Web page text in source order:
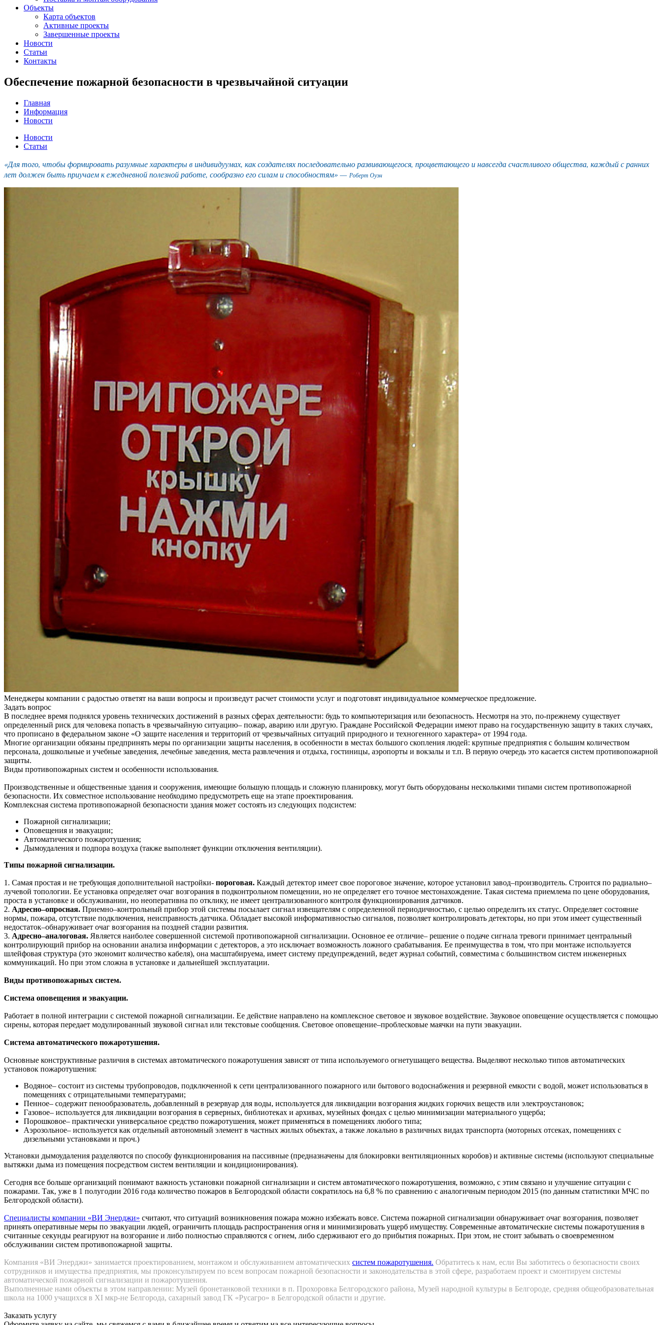
Объекты
Карта объектов
Активные проекты
Завершенные проекты
Новости
Статьи
Контакты
Обеспечение пожарной безопасности в чрезвычайной ситуации
Главная
Информация
Новости
Новости
Статьи
«Для того, чтобы формировать разумные характеры в индивидуумах, как создателях последовательно развивающегося, процветающего и навсегда счастливого общества, каждый с ранних
лет должен быть приучаем к ежедневной полезной работе, сообразно его силам и способностям» — Роберт Оуэн
Менеджеры компании с радостью ответят на ваши вопросы и произведут расчет стоимости услуг и подготовят индивидуальное коммерческое предложение.
Задать вопрос
В последнее время поднялся уровень технических достижений в разных сферах деятельности: будь то компьютеризация или безопасность. Несмотря на это, по-прежнему существует
определенный риск для человека попасть в чрезвычайную ситуацию– пожар, аварию или другую. Граждане Российской Федерации имеют право на государственную защиту в таких случаях,
что прописано в федеральном законе «О защите населения и территорий от чрезвычайных ситуаций природного и техногенного характера» от 1994 года.
Многие организации обязаны предпринять меры по организации защиты населения, в особенности в местах большого скопления людей: крупные предприятия с большим количеством
персонала, дошкольные и учебные заведения, лечебные заведения, места развлечения и отдыха, гостиницы, аэропорты и вокзалы и т.п. В первую очередь это касается систем противопожарной
защиты.
Виды противопожарных систем и особенности использования.
Производственные и общественные здания и сооружения, имеющие большую площадь и сложную планировку, могут быть оборудованы несколькими типами систем противопожарной
безопасности. Их совместное использование необходимо предусмотреть еще на этапе проектирования.
Комплексная система противопожарной безопасности здания может состоять из следующих подсистем:
Пожарной сигнализации;
Оповещения и эвакуации;
Автоматического пожаротушения;
Дымоудаления и подпора воздуха (также выполняет функции отключения вентиляции).
Типы пожарной сигнализации.
1. Самая простая и не требующая дополнительной настройки- пороговая. Каждый детектор имеет свое пороговое значение, которое установил завод–производитель. Строится по радиально–
лучевой топологии. Ее установка определяет очаг возгорания в подконтрольном помещении, но не определяет его точное местонахождение. Такая система приемлема по цене оборудования,
проста в установке и обслуживании, но неоперативна по отклику, не имеет централизованного контроля функционирования датчиков.
2. Адресно–опросная. Приемно–контрольный прибор этой системы посылает сигнал извещателям с определенной периодичностью, с целью определить их статус. Определяет состояние
нормы, пожара, отсутствие подключения, неисправность датчика. Обладает высокой информативностью сигналов, позволяет контролировать детекторы, но при этом имеет существенный
недостаток–обнаруживает очаг возгорания на поздней стадии развития.
3. Адресно–аналоговая. Является наиболее совершенной системой противопожарной сигнализации. Основное ее отличие– решение о подаче сигнала тревоги принимает центральный
контролирующий прибор на основании анализа информации с детекторов, а это исключает возможность ложного срабатывания. Ее преимущества в том, что при монтаже используется
шлейфовая структура (это экономит количество кабеля), она масштабируема, имеет систему предупреждений, ведет журнал событий, совместима с большинством систем инженерных
коммуникаций. Но при этом сложна в установке и дальнейшей эксплуатации.
Виды противопожарных систем.
Система оповещения и эвакуации.
Работает в полной интеграции с системой пожарной сигнализации. Ее действие направлено на комплексное световое и звуковое воздействие. Звуковое оповещение осуществляется с помощью
сирены, которая передает модулированный звуковой сигнал или текстовые сообщения. Световое оповещение–проблесковые маячки на пути эвакуации.
Система автоматического пожаротушения.
Основные конструктивные различия в системах автоматического пожаротушения зависят от типа используемого огнетушащего вещества. Выделяют несколько типов автоматических
установок пожаротушения:
Водяное– состоит из системы трубопроводов, подключенной к сети централизованного пожарного или бытового водоснабжения и резервной емкости с водой, может использоваться в
помещениях с отрицательными температурами;
Пенное– содержит пенообразователь, добавленный в резервуар для воды, используется для ликвидации возгорания жидких горючих веществ или электроустановок;
Газовое– используется для ликвидации возгорания в серверных, библиотеках и архивах, музейных фондах с целью минимизации материального ущерба;
Порошковое– практически универсальное средство пожаротушения, может применяться в помещениях любого типа;
Аэрозольное– используется как отдельный автономный элемент в частных жилых объектах, а также локально в различных видах транспорта (моторных отсеках, помещениях с
дизельными установками и проч.)
Установки дымоудаления разделяются по способу функционирования на пассивные (предназначены для блокировки вентиляционных коробов) и активные системы (используют специальные
вытяжки дыма из помещения посредством систем вентиляции и кондиционирования).
Сегодня все больше организаций понимают важность установки пожарной сигнализации и систем автоматического пожаротушения, возможно, с этим связано и улучшение ситуации с
пожарами. Так, уже в 1 полугодии 2016 года количество пожаров в Белгородской области сократилось на 6,8 % по сравнению с аналогичным периодом 2015 (по данным статистики МЧС по
Белгородской области).
Специалисты компании «ВИ Энерджи» считают, что ситуаций возникновения пожара можно избежать вовсе. Система пожарной сигнализации обнаруживает очаг возгорания, позволяет
принять оперативные меры по эвакуации людей, ограничить площадь распространения огня и минимизировать ущерб имуществу. Современные автоматические системы пожаротушения в
считанные секунды реагируют на возгорание и либо полностью справляются с огнем, либо сдерживают его до прибытия пожарных. При этом, не стоит забывать о своевременном
обслуживании систем противопожарной защиты.
Компания «ВИ Энерджи» занимается проектированием, монтажом и обслуживанием автоматических систем пожаротушения. Обратитесь к нам, если Вы заботитесь о безопасности своих
сотрудников и имущества предприятия, мы проконсультируем по всем вопросам пожарной безопасности и законодательства в этой сфере, разработаем проект и смонтируем системы
автоматической пожарной сигнализации и пожаротушения.
Выполненные нами объекты в этом направлении: Музей бронетанковой техники в п. Прохоровка Белгородского района, Музей народной культуры в Белгороде, средняя общеобразовательная
школа на 1000 учащихся в XI мкр-не Белгорода, сахарный завод ГК «Русагро» в Белгородской области и другие.
Заказать услугу